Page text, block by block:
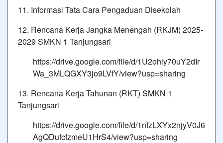
11. Informasi Tata Cara Pengaduan Disekolah
12. Rencana Kerja Jangka Menengah (RKJM) 2025-
2029 SMKN 1 Tanjungsari
https://drive.google.com/file/d/1U2ohiy70uY2dIr
Wa_3MLQGXY3jo9LVfY/view?usp=sharing
13. Rencana Kerja Tahunan (RKT) SMKN 1
Tanjungsari
https://drive.google.com/file/d/1nfzLXYx2njyV0J6
AgQDufcfzmeU1HrS4/view?usp=sharing